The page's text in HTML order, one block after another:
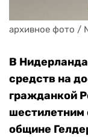
архивное фото /
В
средств на
гражданкой
общине